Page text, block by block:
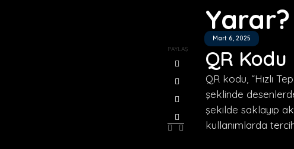
PAYLAŞ
Prev
Yarar?
Mart 6, 2025
QR Kodu
QR kodu, “Hızlı
şeklinde
şekilde saklayıp
kullanımlarda